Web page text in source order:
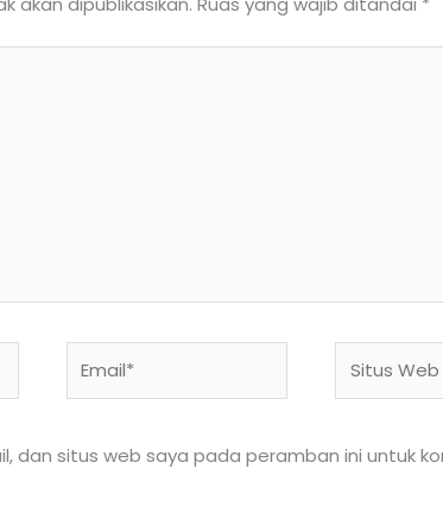
Web
dan situs web saya pada peramban ini untuk